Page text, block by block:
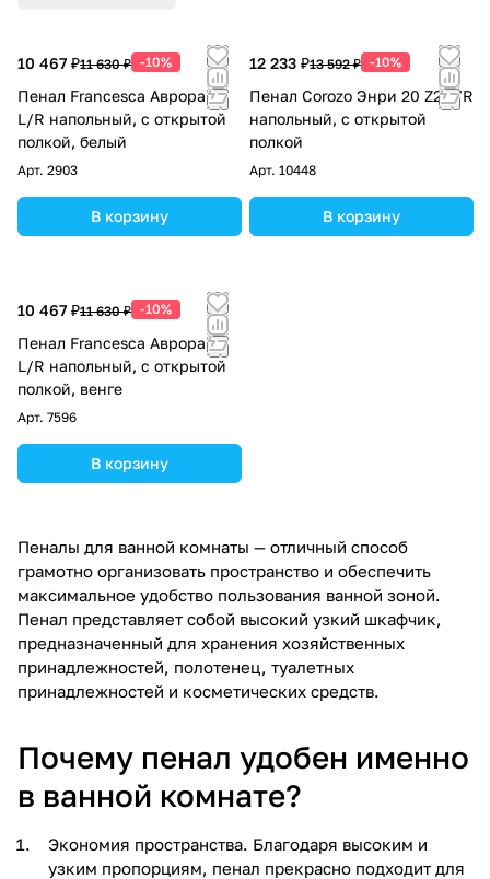
10 467 ₽11 630 ₽ -10%
Пенал Francesca Аврора 21
L/R напольный, с открытой
полкой, белый
Арт. 2903
В корзину
12 233 ₽13 592 ₽ -10%
Пенал Corozo Энри 20 Z2 L/R
напольный, с открытой
полкой
Арт. 10448
В корзину
10 467 ₽11 630 ₽ -10%
Пенал Francesca Аврора 21
L/R напольный, с открытой
полкой, венге
Арт. 7596
В корзину
Пеналы для ванной комнаты — отличный способ
грамотно организовать пространство и обеспечить
максимальное удобство пользования ванной зоной.
Пенал представляет собой высокий узкий шкафчик,
предназначенный для хранения хозяйственных
принадлежностей, полотенец, туалетных
принадлежностей и косметических средств.
Почему пенал удобен именно
в ванной комнате?
Экономия пространства. Благодаря высоким и
узким пропорциям, пенал прекрасно подходит для